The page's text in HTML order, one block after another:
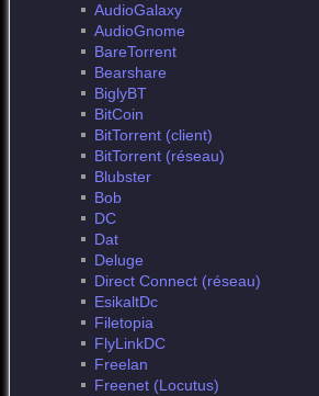
AudioGalaxy
AudioGnome
BareTorrent
Bearshare
BiglyBT
BitCoin
BitTorrent (client)
BitTorrent (réseau)
Blubster
Bob
DC
Dat
Deluge
Direct Connect (réseau)
EsikaltDc
Filetopia
FlyLinkDC
Freelan
Freenet (Locutus)